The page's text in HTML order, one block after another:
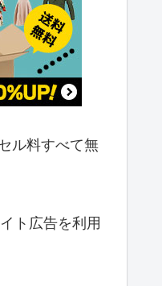
ル料すべて無
ト広告を利用